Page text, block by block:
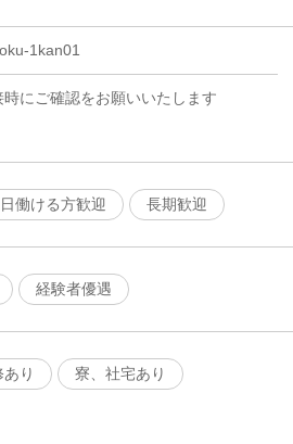
1kan01
にご確認をお願いいたします
働ける方歓迎 長期歓迎
経験者優遇
り 寮、社宅あり